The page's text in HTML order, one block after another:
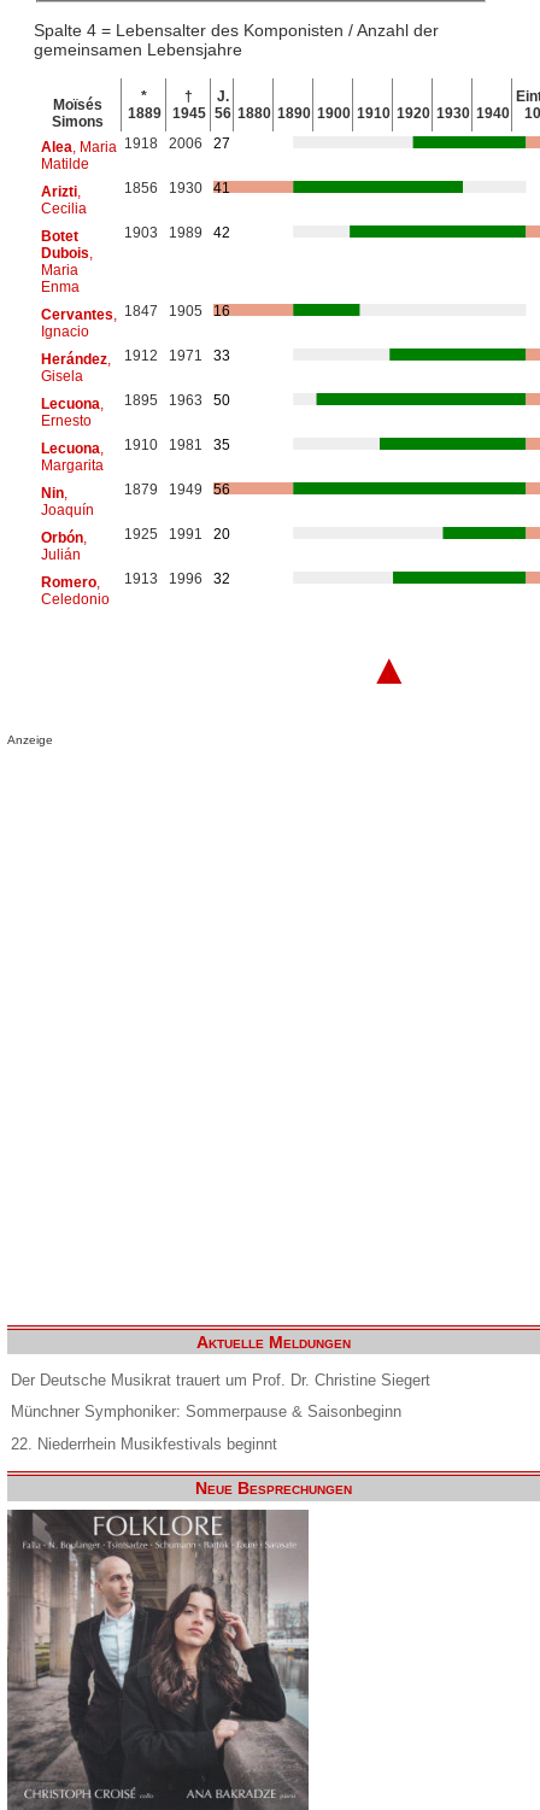
Spalte 4 = Lebensalter des Komponisten / Anzahl der
gemeinsamen Lebensjahre
Moïsés
Simons
*
1889
†
1945
J.
56 1880 1890 1900 1910 1920 1930 1940
Alea , Maria
Matilde
1918 2006 27
Arizti,
Cecilia
1856 1930 41
Botet
Dubois
Maria
Enma
1903 1989 42
Cervantes
Ignacio
1847 1905 16
Herández,
Gisela
1912 1971 33
Lecuona
Ernesto
1895 1963 50
Lecuona
Margarita
1910 1981 35
Nin,
Joaquín
1879 1949 56
Orbón,
Julián
1925 1991 20
Romero,
Celedonio
1913 1996 32
▲
Anzeige
Aktuelle Meldungen
Der Deutsche Musikrat trauert um Prof. Dr. Christine Siegert
Münchner Symphoniker: Sommerpause & Saisonbeginn
22. Niederrhein Musikfestivals beginnt
Neue Besprechungen